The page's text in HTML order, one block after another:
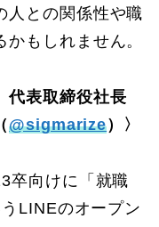
人との関係性や職
もしれません。
代表取締役社長
@sigmarize）〉
卒向けに「就職
LINEのオープン